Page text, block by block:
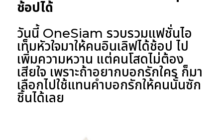
ช้อปได้
วันนี้ OneSiam รวบรวมแฟชั่นไอ
เท็มหัวใจมาให้คนอินเลิฟได้ช้อป ไป
เพิ่มความหวาน แต่คนโสดไม่ต้อง
เสียใจ เพราะถ้าอยากบอกรักใคร ก็มา
เลือกไปใช้แทนคำบอกรักให้คนนั้นซัก
ชิ้นได้เลย